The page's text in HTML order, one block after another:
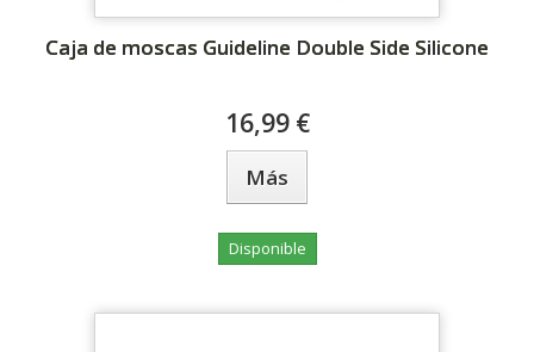
Caja de moscas Guideline Double Side Silicone
16,99 €
Más
Disponible